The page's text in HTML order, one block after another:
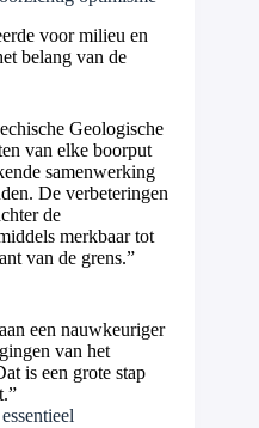
voor milieu en
belang van de
Geologische
van elke boorput
samenwerking
De verbeteringen
de
merkbaar tot
van de grens.”
een nauwkeuriger
van het
is een grote stap